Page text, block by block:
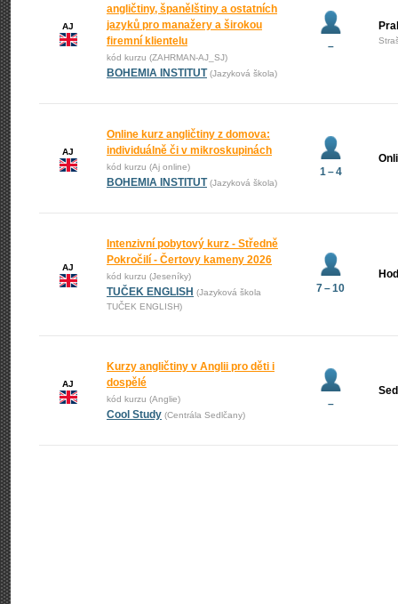
AJ
angličtiny, španělštiny a ostatních
jazyků pro manažery a širokou
firemní klientelu
kód kurzu (ZAHRMAN-AJ_SJ)
BOHEMIA INSTITUT (Jazyková škola)
–
AJ
Online kurz angličtiny z domova:
individuálně či v mikroskupinách
kód kurzu (Aj online)
BOHEMIA INSTITUT (Jazyková škola)
1 – 4
AJ
Intenzivní pobytový kurz - Středně
Pokročilí - Čertovy kameny 2026
kód kurzu (Jeseníky)
TUČEK ENGLISH (Jazyková škola
TUČEK ENGLISH)
7 – 10
AJ
Kurzy angličtiny v Anglii pro děti i
dospělé
kód kurzu (Anglie)
Cool Study (Centrála Sedlčany)
–